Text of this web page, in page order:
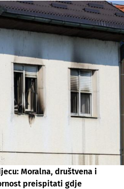
Moralna, društvena i
preispitati gdje